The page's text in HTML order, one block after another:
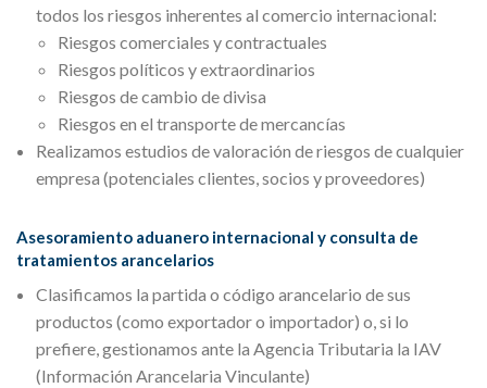
todos los riesgos inherentes al comercio internacional:
Riesgos comerciales y contractuales
Riesgos políticos y extraordinarios
Riesgos de cambio de divisa
Riesgos en el transporte de mercancías
Realizamos estudios de valoración de riesgos de cualquier
empresa (potenciales clientes, socios y proveedores)
Asesoramiento aduanero internacional y consulta de
tratamientos arancelarios
Clasificamos la partida o código arancelario de sus
productos (como exportador o importador) o, si lo
prefiere, gestionamos ante la Agencia Tributaria la IAV
(Información Arancelaria Vinculante)